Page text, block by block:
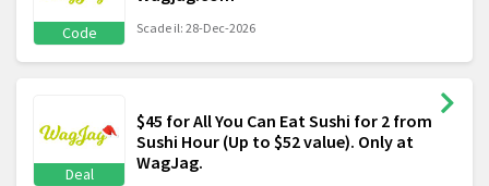
Code Scade il: 28-Dec-2026
Deal
$45 for All You Can Eat Sushi for 2 from
Sushi Hour (Up to $52 value). Only at
WagJag.